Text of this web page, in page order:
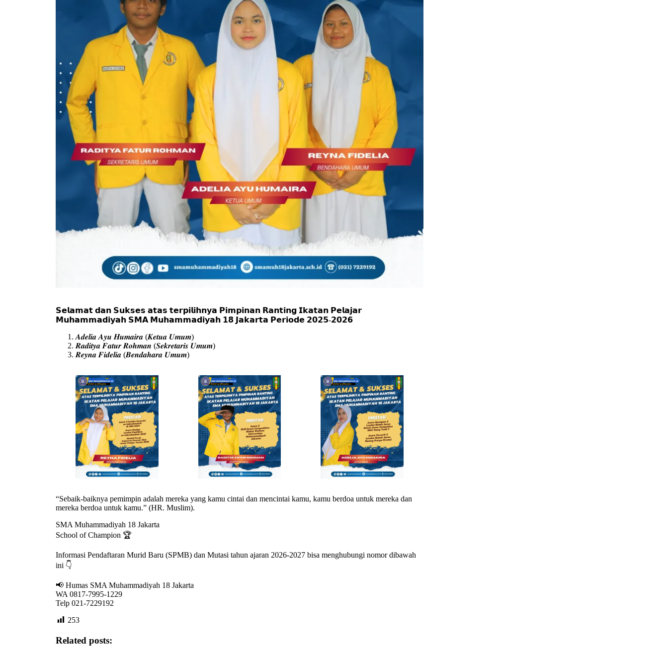
𝗦𝗲𝗹𝗮𝗺𝗮𝘁 𝗱𝗮𝗻 𝗦𝘂𝗸𝘀𝗲𝘀 𝗮𝘁𝗮𝘀 𝘁𝗲𝗿𝗽𝗶𝗹𝗶𝗵𝗻𝘆𝗮 𝗣𝗶𝗺𝗽𝗶𝗻𝗮𝗻 𝗥𝗮𝗻𝘁𝗶𝗻𝗴 𝗜𝗸𝗮𝘁𝗮𝗻 𝗣𝗲𝗹𝗮𝗷𝗮𝗿
𝗠𝘂𝗵𝗮𝗺𝗺𝗮𝗱𝗶𝘆𝗮𝗵 𝗦𝗠𝗔 𝗠𝘂𝗵𝗮𝗺𝗺𝗮𝗱𝗶𝘆𝗮𝗵 𝟭𝟴 𝗝𝗮𝗸𝗮𝗿𝘁𝗮 𝗣𝗲𝗿𝗶𝗼𝗱𝗲 𝟮𝟬𝟮𝟱-𝟮𝟬𝟮𝟲
𝑨𝒅𝒆𝒍𝒊𝒂 𝑨𝒚𝒖 𝑯𝒖𝒎𝒂𝒊𝒓𝒂 (𝑲𝒆𝒕𝒖𝒂 𝑼𝒎𝒖𝒎)
𝑹𝒂𝒅𝒊𝒕𝒚𝒂 𝑭𝒂𝒕𝒖𝒓 𝑹𝒐𝒉𝒎𝒂𝒏 (𝑺𝒆𝒌𝒓𝒆𝒕𝒂𝒓𝒊𝒔 𝑼𝒎𝒖𝒎)
𝑹𝒆𝒚𝒏𝒂 𝑭𝒊𝒅𝒆𝒍𝒊𝒂 (𝑩𝒆𝒏𝒅𝒂𝒉𝒂𝒓𝒂 𝑼𝒎𝒖𝒎)
“Sebaik-baiknya pemimpin adalah mereka yang kamu cintai dan mencintai kamu, kamu berdoa untuk mereka dan
mereka berdoa untuk kamu.” (HR. Muslim).
SMA Muhammadiyah 18 Jakarta
School of Champion 🏆
Informasi Pendaftaran Murid Baru (SPMB) dan Mutasi tahun ajaran 2026-2027 bisa menghubungi nomor dibawah
ini 👇
📢 Humas SMA Muhammadiyah 18 Jakarta
WA 0817-7995-1229
Telp 021-7229192
253
Related posts: